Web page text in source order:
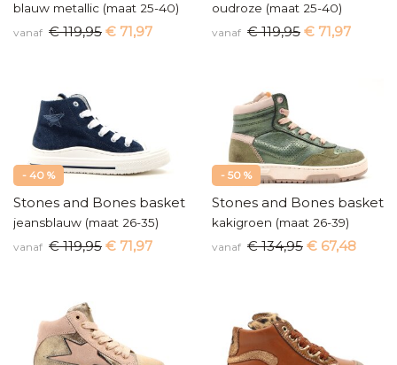
blauw metallic (maat 25-40)
vanaf € 119,95 € 71,97
oudroze (maat 25-40)
vanaf € 119,95 € 71,97
- 40 %
Stones and Bones basketters
jeansblauw (maat 26-35)
vanaf € 119,95 € 71,97
- 50 %
Stones and Bones
kakigroen (maat 26-39)
vanaf € 134,95 € 67,48